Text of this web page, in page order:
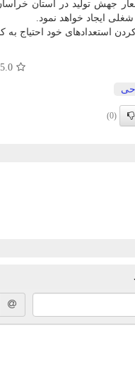
استعدادهای خود احتیاج به
5.0
(0)